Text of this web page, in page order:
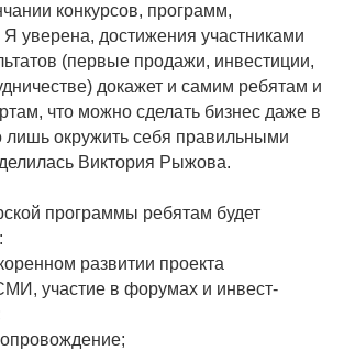
конкурсов, программ,
Я уверена, достижения участниками
(первые продажи, инвестиции,
докажет и самим ребятам и
что можно сделать бизнес даже в
окружить себя правильными
Виктория Рыжова.
программы ребятам будет
развитии проекта
участие в форумах и инвест-